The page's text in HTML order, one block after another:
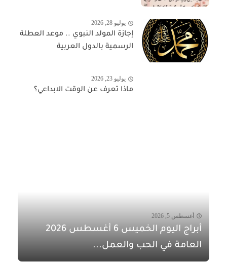
يوليو 28, 2026
إجازة المولد النبوي .. موعد العطلة
الرسمية بالدول العربية
يوليو 23, 2026
ماذا تعرف عن الوقت الابداعي؟
أغسطس 5, 2026
أبراج اليوم الخميس 6 أغسطس 2026
العامة في الحب والعمل...